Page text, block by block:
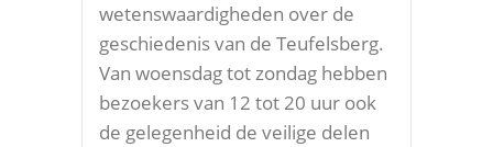
wetenswaardigheden over de
geschiedenis van de Teufelsberg.
Van woensdag tot zondag hebben
bezoekers van 12 tot 20 uur ook
de gelegenheid de veilige delen